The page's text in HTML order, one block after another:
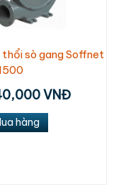
sò gang Soffnet
VNĐ
hàng